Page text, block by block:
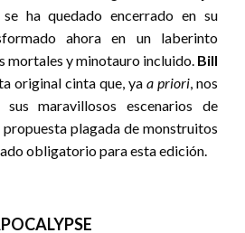
ha quedado encerrado en su
ahora en un laberinto
mortales y minotauro incluido. Bill
original cinta que, ya a priori , nos
maravillosos escenarios de
plagada de monstruitos
obligatorio para esta edición.